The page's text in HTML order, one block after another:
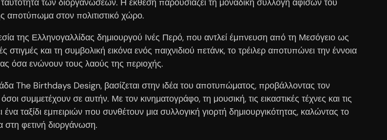
αποτύπωμα στον πολιτιστικό χώρο.
της Ελληνογαλλίδας δημιουργού Ινές Περό, που αντλεί έμπνευση από τη Μεσόγειο ως
και τη συμβολική εικόνα ενός παιχνιδιού πετάνκ, το τρέιλερ αποτυπώνει την έννοια
όσα ενώνουν τους λαούς της περιοχής.
The Birthdays Design, βασίζεται στην ιδέα του αποτυπώματος, προβάλλοντας τον
συμμετέχουν σε αυτήν. Με τον κινηματογράφο, τη μουσική, τις εικαστικές τέχνες και τις
ταξίδι εμπειριών που συνθέτουν μια συλλογική γιορτή δημιουργικότητας, καλώντας το
στη φετινή διοργάνωση.